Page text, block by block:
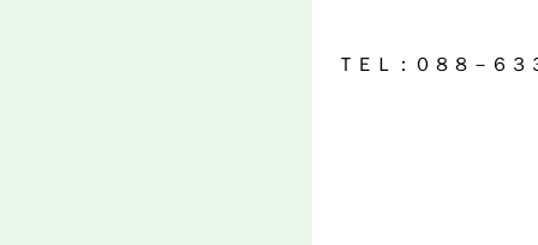
ＴＥＬ：０８８－６３